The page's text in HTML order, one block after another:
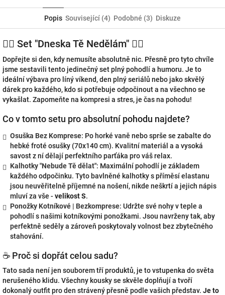
Popis Související (4) Podobné (3) Diskuze
💆‍♀️ Set "Dneska Tě Nedělám" 💆‍♀️
Dopřejte si den, kdy nemusíte absolutně nic. Přesně pro tyto chvíle
jsme sestavili tento jedinečný set plný pohodlí a humoru. Je to
ideální výbava pro líný víkend, den plný seriálů nebo jako skvělý
dárek pro každého, kdo si potřebuje odpočinout a na všechno se
vykašlat. Zapomeňte na kompresi a stres, je čas na pohodu!
Co v tomto setu pro absolutní pohodu najdete?
Osuška Bez Komprese: Po horké vaně nebo sprše se zabalte do
hebké froté osušky (70x140 cm). Kvalitní materiál a a vysoká
savost z ní dělají perfektního parťáka pro váš relax.
Kalhotky "Nebude Tě dělat": Maximální pohodlí je základem
každého odpočinku. Tyto bavlněné kalhotky s příměsí elastanu
jsou neuvěřitelně příjemné na nošení, nikde neškrtí a jejich nápis
mluví za vše - velikost S.
Ponožky Kotníkové | Bezkomprese: Udržte své nohy v teple a
pohodlí s našimi kotníkovými ponožkami. Jsou navrženy tak, aby
perfektně seděly a zároveň poskytovaly volnost bez zbytečného
stahování.
☕ Proč si dopřát celou sadu?
Tato sada není jen souborem tří produktů, je to vstupenka do světa
nerušeného klidu. Všechny kousky se skvěle doplňují a tvoří
dokonalý outfit pro den strávený přesně podle vašich představ. Je to